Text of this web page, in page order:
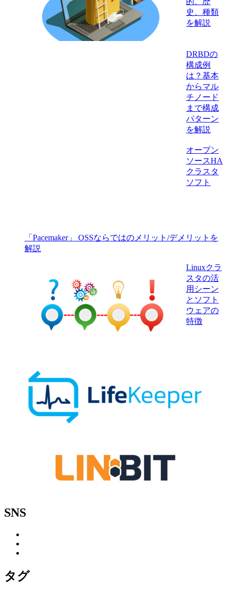
史、種類
を解説
DRBDの
構成例
は？基本
からマル
チノード
まで構成
パターン
を解説
オープン
ソースHA
クラスタ
ソフト
「Pacemaker」 OSSならではのメリット/デメリットを
解説
Linuxクラ
スタの活
用シーン
とソフト
ウェアの
特徴
SNS
タグ